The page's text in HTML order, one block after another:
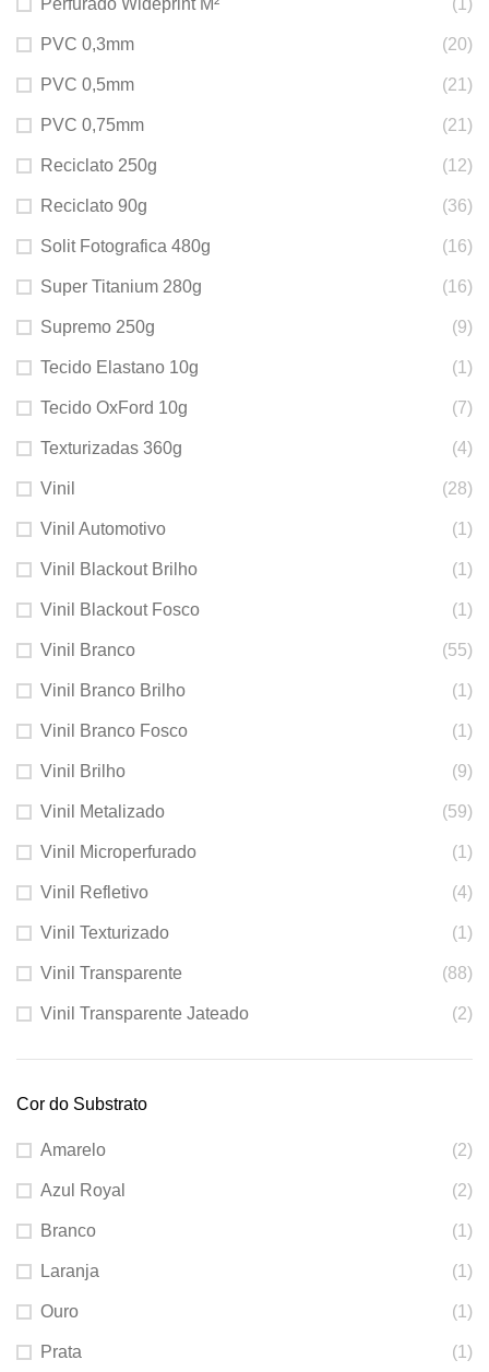
Perfurado Wideprint M² (1)
PVC 0,3mm (20)
PVC 0,5mm (21)
PVC 0,75mm (21)
Reciclato 250g (12)
Reciclato 90g (36)
Solit Fotografica 480g (16)
Super Titanium 280g (16)
Supremo 250g (9)
Tecido Elastano 10g (1)
Tecido OxFord 10g (7)
Texturizadas 360g (4)
Vinil (28)
Vinil Automotivo (1)
Vinil Blackout Brilho (1)
Vinil Blackout Fosco (1)
Vinil Branco (55)
Vinil Branco Brilho (1)
Vinil Branco Fosco (1)
Vinil Brilho (9)
Vinil Metalizado (59)
Vinil Microperfurado (1)
Vinil Refletivo (4)
Vinil Texturizado (1)
Vinil Transparente (88)
Vinil Transparente Jateado (2)
Cor do Substrato
Amarelo (2)
Azul Royal (2)
Branco (1)
Laranja (1)
Ouro (1)
Prata (1)